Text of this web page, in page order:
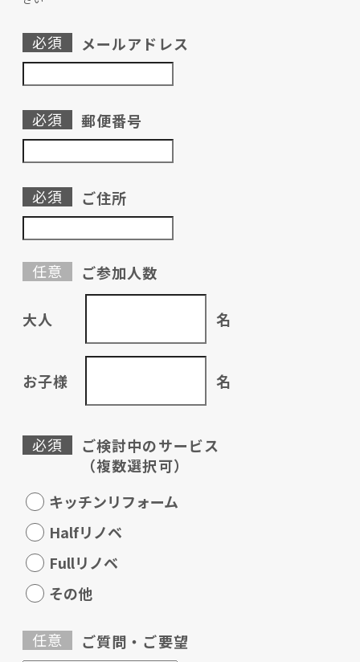
必須 メールアドレス
必須 郵便番号
必須 ご住所
任意 ご参加人数
大人 名
お子様 名
必須
ご検討中のサービス
（複数選択可）
キッチンリフォーム
Halfリノベ
Fullリノベ
その他
任意 ご質問・ご要望